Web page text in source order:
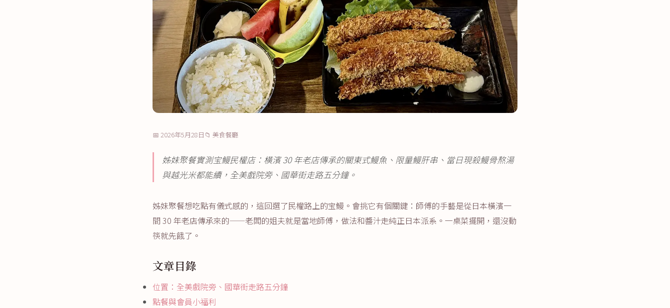
📅 2026年5月28日 📁 美食餐廳
姊妹聚餐實測宝鰻民權店：橫濱 30 年老店傳承的關東式鰻魚、限量鰻肝串、當日現殺鰻骨熬湯
與越光米都能續，全美戲院旁、國華街走路五分鐘。
姊妹聚餐想吃點有儀式感的，這回選了民權路上的宝鰻。會挑它有個關鍵：師傅的手藝是從日本橫濱一
間 30 年老店傳承來的——老闆的姐夫就是當地師傅，做法和醬汁走純正日本派系。一桌菜擺開，還沒動
筷就先餓了。
文章目錄
位置：全美戲院旁、國華街走路五分鐘
點餐與會員小福利